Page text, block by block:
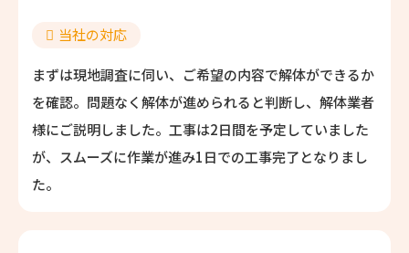
当社の対応
まずは現地調査に伺い、ご希望の内容で解体ができるか
を確認。問題なく解体が進められると判断し、解体業者
様にご説明しました。工事は2日間を予定していました
が、スムーズに作業が進み1日での工事完了となりまし
た。